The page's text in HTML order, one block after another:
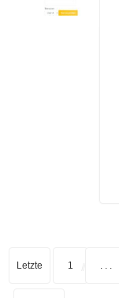
Letzte 1